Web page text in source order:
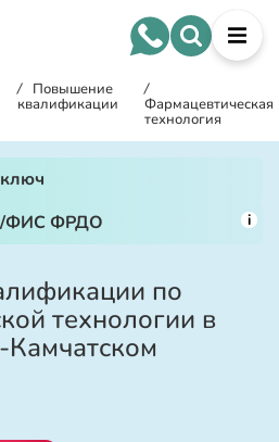
/ Повышение
квалификации
/
Фармацевтическая
технология
ФИС ФРДО
i
по
технологии в